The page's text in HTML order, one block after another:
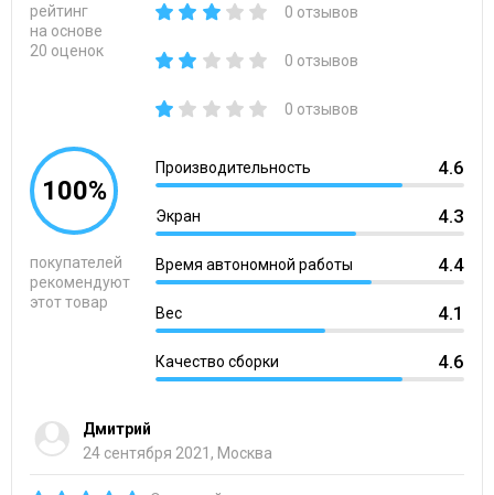
рейтинг
на основе
20 оценок
0 отзывов
0 отзывов
0 отзывов
100%
покупателей
рекомендуют
этот товар
Производительность 4.6
Экран 4.3
Время автономной работы 4.4
Вес 4.1
Качество сборки 4.6
Дмитрий
24 сентября 2021, Москва